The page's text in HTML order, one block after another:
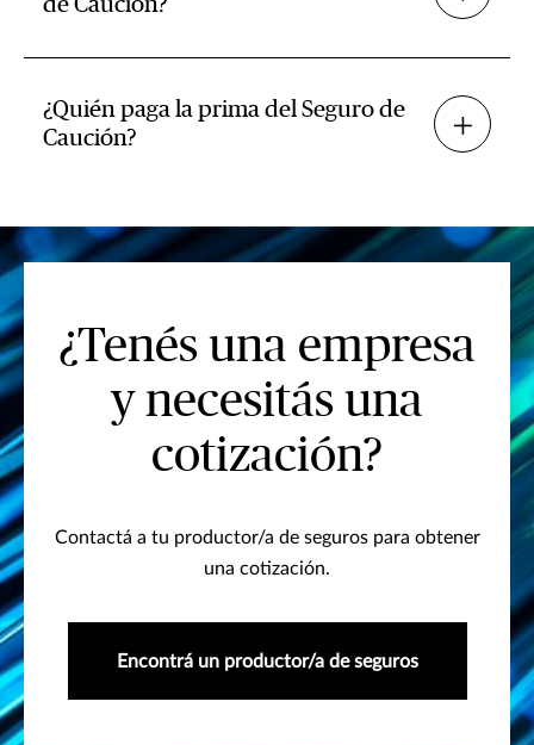
de Caución?
¿Quién paga la prima del Seguro de
Caución?
¿Tenés una empresa
y necesitás una
cotización?
Contactá a tu productor/a de seguros para obtener
una cotización.
Encontrá un productor/a de seguros